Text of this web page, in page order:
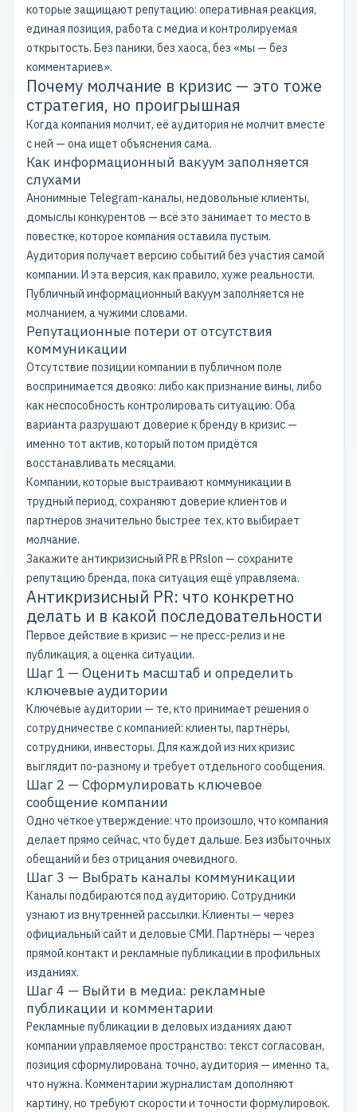
которые защищают репутацию: оперативная реакция,
единая позиция, работа с медиа и контролируемая
открытость. Без паники, без хаоса, без «мы — без
комментариев».
Почему молчание в кризис — это тоже
стратегия, но проигрышная
Когда компания молчит, её аудитория не молчит вместе
с ней — она ищет объяснения сама.
Как информационный вакуум заполняется
слухами
Анонимные Telegram-каналы, недовольные клиенты,
домыслы конкурентов — всё это занимает то место в
повестке, которое компания оставила пустым.
Аудитория получает версию событий без участия самой
компании. И эта версия, как правило, хуже реальности.
Публичный информационный вакуум заполняется не
молчанием, а чужими словами.
Репутационные потери от отсутствия
коммуникации
Отсутствие позиции компании в публичном поле
воспринимается двояко: либо как признание вины, либо
как неспособность контролировать ситуацию. Оба
варианта разрушают доверие к бренду в кризис —
именно тот актив, который потом придётся
восстанавливать месяцами.
Компании, которые выстраивают коммуникации в
трудный период, сохраняют доверие клиентов и
партнёров значительно быстрее тех, кто выбирает
молчание.
Закажите антикризисный PR в PRslon — сохраните
репутацию бренда, пока ситуация ещё управляема.
Антикризисный PR: что конкретно
делать и в какой последовательности
Первое действие в кризис — не пресс-релиз и не
публикация, а оценка ситуации.
Шаг 1 — Оценить масштаб и определить
ключевые аудитории
Ключевые аудитории — те, кто принимает решения о
сотрудничестве с компанией: клиенты, партнёры,
сотрудники, инвесторы. Для каждой из них кризис
выглядит по-разному и требует отдельного сообщения.
Шаг 2 — Сформулировать ключевое
сообщение компании
Одно чёткое утверждение: что произошло, что компания
делает прямо сейчас, что будет дальше. Без избыточных
обещаний и без отрицания очевидного.
Шаг 3 — Выбрать каналы коммуникации
Каналы подбираются под аудиторию. Сотрудники
узнают из внутренней рассылки. Клиенты — через
официальный сайт и деловые СМИ. Партнёры — через
прямой контакт и рекламные публикации в профильных
изданиях.
Шаг 4 — Выйти в медиа: рекламные
публикации и комментарии
Рекламные публикации в деловых изданиях дают
компании управляемое пространство: текст согласован,
позиция сформулирована точно, аудитория — именно та,
что нужна. Комментарии журналистам дополняют
картину, но требуют скорости и точности формулировок.